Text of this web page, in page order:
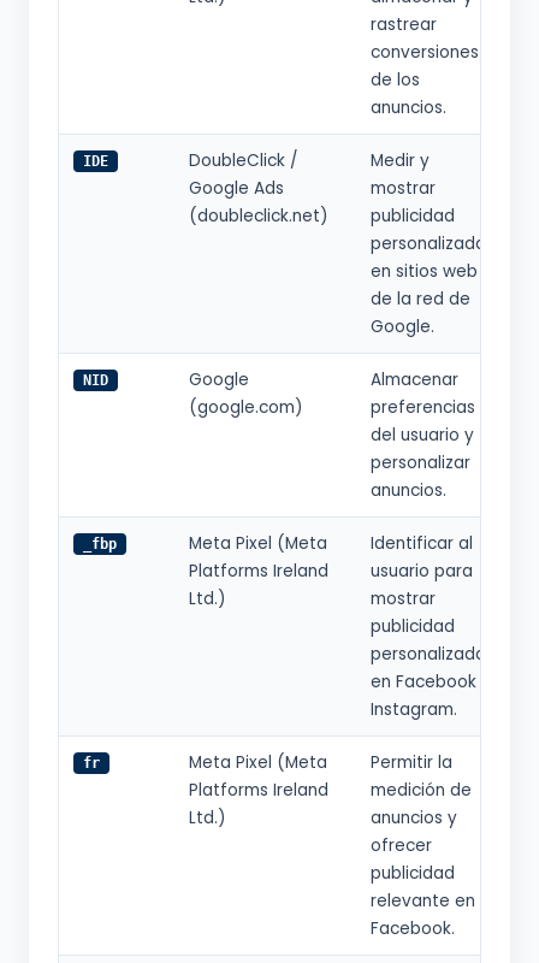
rastrear
conversiones
de los
anuncios.
IDE
DoubleClick /
Google Ads
(doubleclick.net)
Medir y
mostrar
publicidad
personalizada
en sitios web
de la red de
Google.
NID
Google
(google.com)
Almacenar
preferencias
del usuario y
personalizar
anuncios.
_fbp
Meta Pixel (Meta
Platforms Ireland
Ltd.)
Identificar al
usuario para
mostrar
publicidad
personalizada
en Facebook e
Instagram.
fr
Meta Pixel (Meta
Platforms Ireland
Ltd.)
Permitir la
medición de
anuncios y
ofrecer
publicidad
relevante en
Facebook.